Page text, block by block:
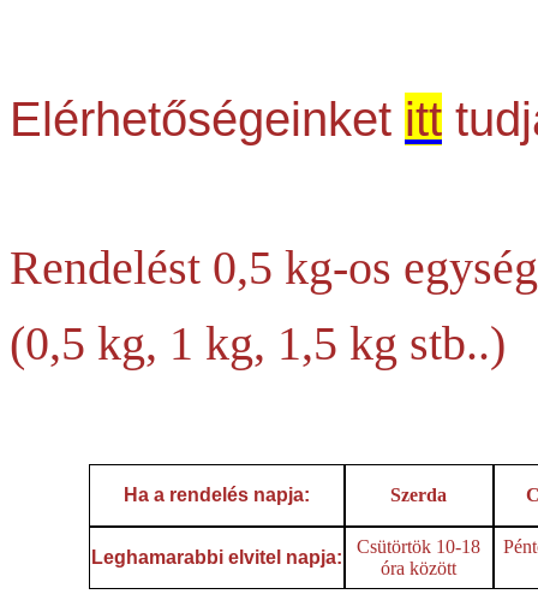
Elérhetőségeinket itt
Rendelést 0,5 kg-os
(0,5 kg, 1 kg, 1,5 kg stb..)
Ha a rendelés napja: Szerda
Leghamarabbi elvitel napja:
Csütörtök 10-18
óra között